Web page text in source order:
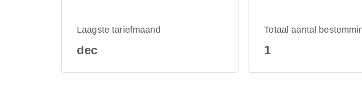
Laagste tariefmaand
dec
Totaal aantal
1